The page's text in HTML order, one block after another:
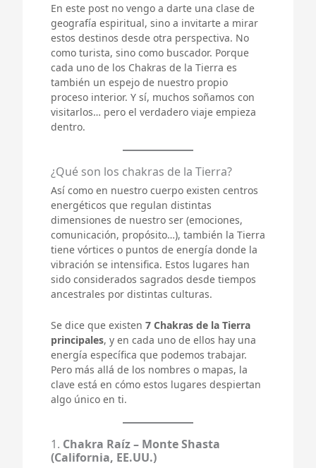
En este post no vengo a darte una clase de
geografía espiritual, sino a invitarte a mirar
estos destinos desde otra perspectiva. No
como turista, sino como buscador. Porque
cada uno de los Chakras de la Tierra es
también un espejo de nuestro propio
proceso interior. Y sí, muchos soñamos con
visitarlos… pero el verdadero viaje empieza
dentro.
¿Qué son los chakras de la Tierra?
Así como en nuestro cuerpo existen centros
energéticos que regulan distintas
dimensiones de nuestro ser (emociones,
comunicación, propósito…), también la Tierra
tiene vórtices o puntos de energía donde la
vibración se intensifica. Estos lugares han
sido considerados sagrados desde tiempos
ancestrales por distintas culturas.
Se dice que existen 7 Chakras de la Tierra
principales, y en cada uno de ellos hay una
energía específica que podemos trabajar.
Pero más allá de los nombres o mapas, la
clave está en cómo estos lugares despiertan
algo único en ti.
1. Chakra Raíz – Monte Shasta
(California, EE.UU.)